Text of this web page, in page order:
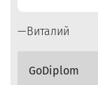
Виталий
GoDiplom